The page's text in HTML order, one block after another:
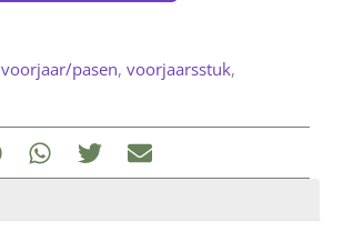
voorjaar/pasen, voorjaarsstuk,